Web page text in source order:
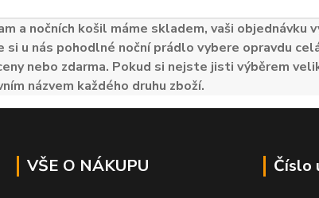
a nočních košil máme skladem, vaši objednávku
u nás pohodlné noční prádlo vybere opravdu
nebo zdarma. Pokud si nejste jisti výběrem
názvem každého druhu zboží.
VŠE O NÁKUPU Číslo